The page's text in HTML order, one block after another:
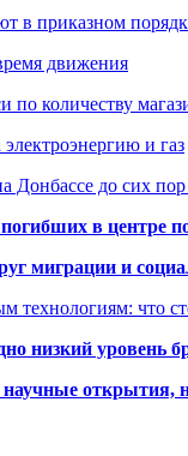
в приказном
движения
по количеству
и газ
Донбассе до сих
в
миграции и
технологиям: что
низкий уровень
открытия,